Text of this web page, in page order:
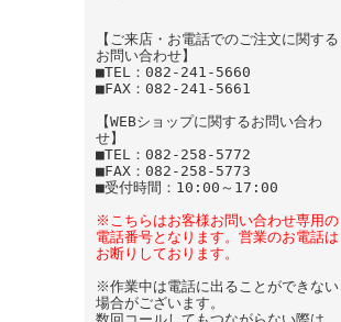
【ご来店・お電話でのご注文に関する
お問い合わせ】
■TEL：082-241-5660
■FAX：082-241-5661
【WEBショップに関するお問い合わ
せ】
■TEL：082-258-5772
■FAX：082-258-5773
■受付時間：10:00～17:00
※こちらはお客様お問い合わせ専用の
電話番号となります。営業のお電話は
お断りしております。
※作業中は電話に出ることができない
場合がございます。